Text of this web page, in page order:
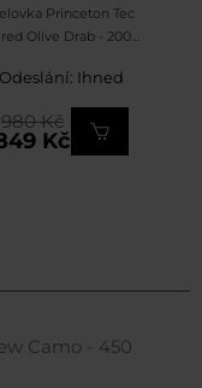
Princeton Tec
Olive Drab - 200
Odeslání: Ihned
Kč
980 Kč
Camo - 450